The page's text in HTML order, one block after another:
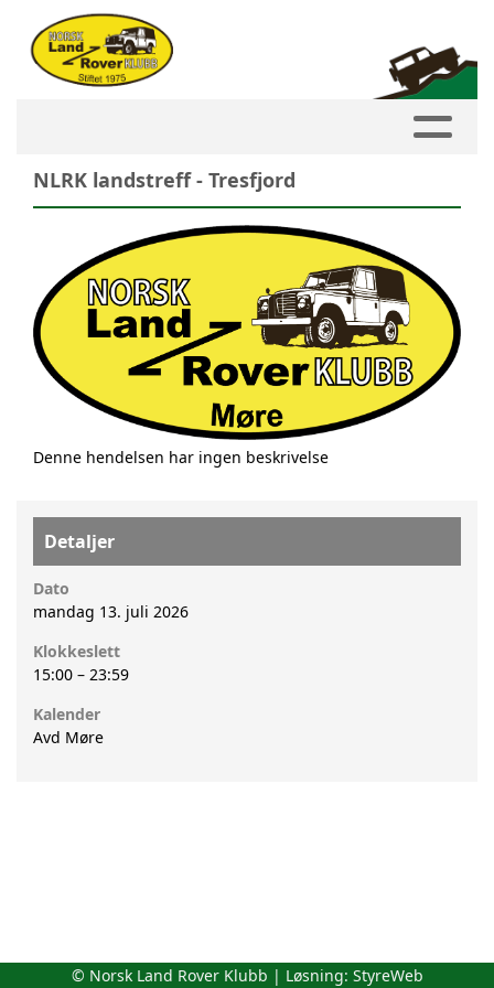
NLRK landstreff - Tresfjord
Denne hendelsen har ingen beskrivelse
Detaljer
Dato
mandag 13. juli 2026
Klokkeslett
15:00 – 23:59
Kalender
Avd Møre
© Norsk Land Rover Klubb | Løsning: StyreWeb